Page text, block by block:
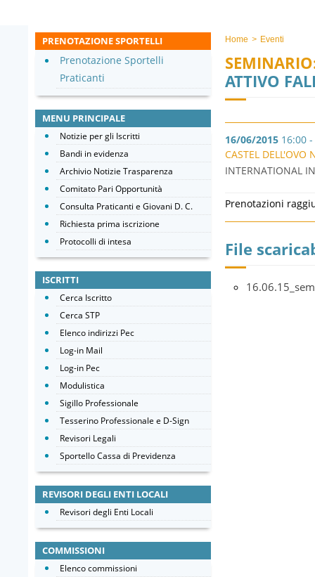
Home > Eventi
ATTIVO
16/06/2015 16:00
CASTEL DELL'OVO
INTERNATIONAL
Prenotazioni
File
PRENOTAZIONE SPORTELLI
Prenotazione Sportelli
Praticanti
MENU PRINCIPALE
Notizie per gli Iscritti
Bandi in evidenza
Archivio Notizie Trasparenza
Comitato Pari Opportunità
Consulta Praticanti e Giovani D. C.
Richiesta prima iscrizione
Protocolli di intesa
ISCRITTI
Cerca Iscritto
Cerca STP
Elenco indirizzi Pec
Log-in Mail
Log-in Pec
Modulistica
Sigillo Professionale
Tesserino Professionale e D-Sign
Revisori Legali
Sportello Cassa di Previdenza
REVISORI DEGLI ENTI LOCALI
Revisori degli Enti Locali
COMMISSIONI
Elenco commissioni